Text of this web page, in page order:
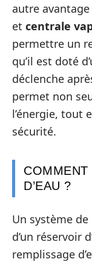
autre
et centrale
permettre un
qu’il est doté
déclenche
permet non
l’énergie, tout
sécurité.
D’EAU ?
Un système
d’un réservoir
remplissage